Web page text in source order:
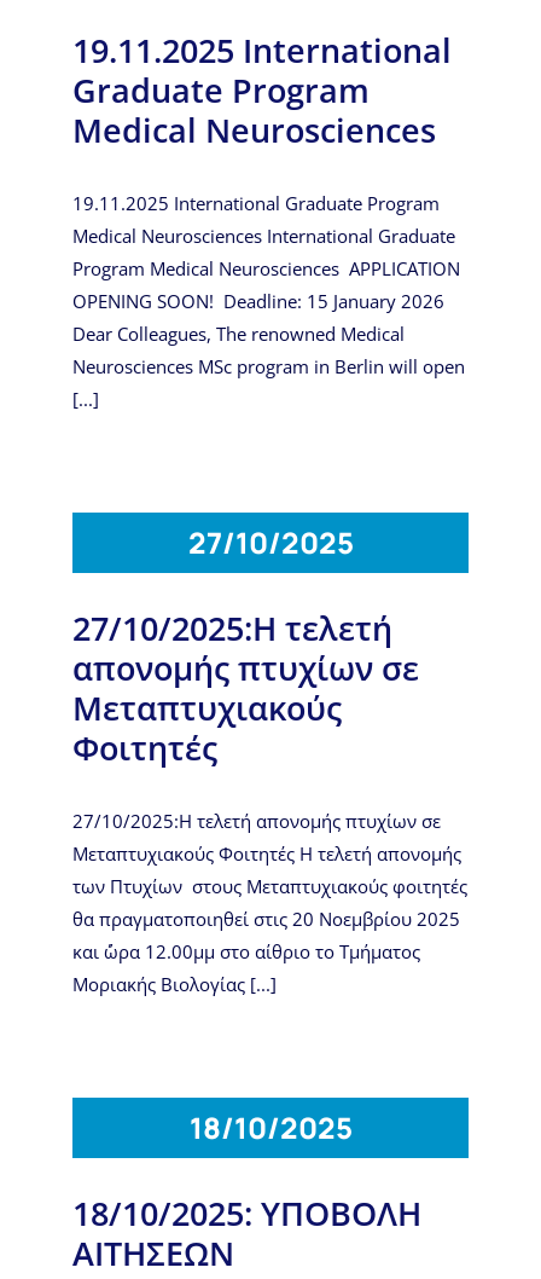
19.11.2025 International
Graduate Program
Medical Neurosciences
19.11.2025 International Graduate Program
Medical Neurosciences International Graduate
Program Medical Neurosciences APPLICATION
OPENING SOON! Deadline: 15 January 2026
Dear Colleagues, The renowned Medical
Neurosciences MSc program in Berlin will open
[...]
27/10/2025
27/10/2025:Η τελετή
απονομής πτυχίων σε
Μεταπτυχιακούς
Φοιτητές
27/10/2025:Η τελετή απονομής πτυχίων σε
Μεταπτυχιακούς Φοιτητές Η τελετή απονομής
των Πτυχίων στους Μεταπτυχιακούς φοιτητές
θα πραγματοποιηθεί στις 20 Νοεμβρίου 2025
και ΄ώρα 12.00μμ στο αίθριο το Τμήματος
Μοριακής Βιολογίας [...]
18/10/2025
18/10/2025: ΥΠΟΒΟΛΗ
ΑΙΤΗΣΕΩΝ